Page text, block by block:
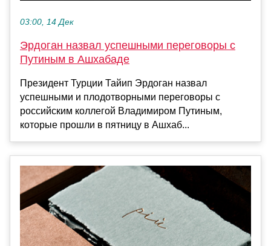
03:00, 14 Дек
Эрдоган назвал успешными переговоры с
Путиным в Ашхабаде
Президент Турции Тайип Эрдоган назвал
успешными и плодотворными переговоры с
российским коллегой Владимиром Путиным,
которые прошли в пятницу в Ашхаб...